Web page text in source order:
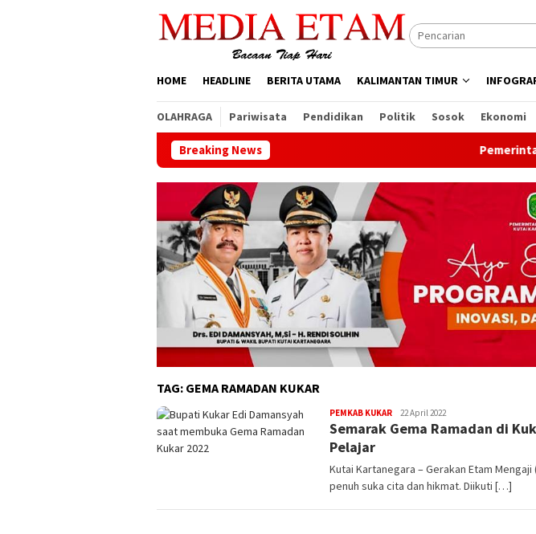
HOME HEADLINE BERITA UTAMA KALIMANTAN TIMUR
OLAHRAGA Pariwisata Pendidikan Politik Sosok Ekonomi
Breaking News Pemerintah Pusat
TAG: GEMA RAMADAN KUKAR
PEMKAB KUKARRedaksi
22 April 2022
Semarak Gema Ramadan di
Pelajar
Kutai Kartanegara – Gerakan Etam Mengaji
penuh suka cita dan hikmat. Diikuti […]